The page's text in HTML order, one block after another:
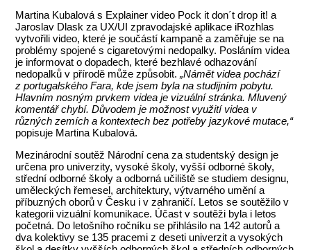
Martina Kubalová s Explainer video Pock it don´t drop it! a
Jaroslav Dlask za UX/UI zpravodajské aplikace iRozhlas
vytvořili video, které je součástí kampaně a zaměřuje se na
problémy spojené s cigaretovými nedopalky. Posláním videa
je informovat o dopadech, které bezhlavé odhazování
nedopalků v přírodě může způsobit.„Námět videa pochází
z portugalského Fara, kde jsem byla na studijním pobytu.
Hlavním nosným prvkem videa je vizuální stránka. Mluvený
komentář chybí. Důvodem je možnost využití videa v
různých zemích a kontextech bez potřeby jazykové mutace,“
popisuje Martina Kubalová.
Mezinárodní soutěž Národní cena za studentský design je
určena pro univerzity, vysoké školy, vyšší odborné školy,
střední odborné školy a odborná učiliště se studiem designu,
uměleckých řemesel, architektury, výtvarného umění a
příbuzných oborů v Česku i v zahraničí. Letos se soutěžilo v
kategorii vizuální komunikace. Účast v soutěži byla i letos
početná. Do letošního ročníku se přihlásilo na 142 autorů a
dva kolektivy se 135 pracemi z deseti univerzit a vysokých